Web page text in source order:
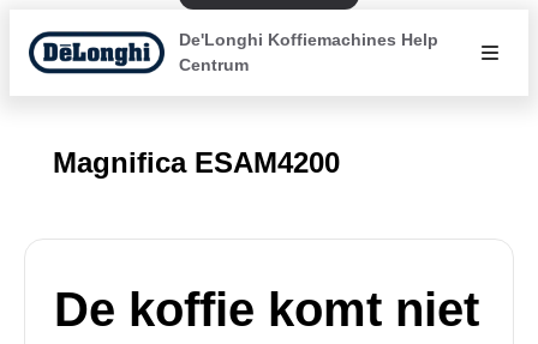
De'Longhi Koffiemachines Help
Centrum
Magnifica ESAM4200
De koffie komt niet